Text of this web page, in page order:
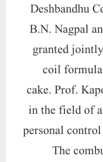
Deshbandhu
B.N. Nagpal
granted
coil
cake. Prof.
in the field of
personal
The